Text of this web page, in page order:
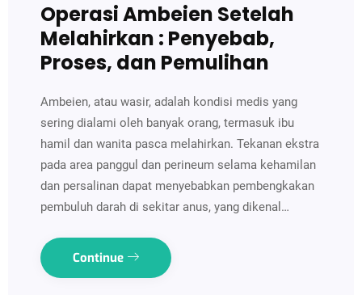
Operasi Ambeien Setelah
Melahirkan : Penyebab,
Proses, dan Pemulihan
Ambeien, atau wasir, adalah kondisi medis yang
sering dialami oleh banyak orang, termasuk ibu
hamil dan wanita pasca melahirkan. Tekanan ekstra
pada area panggul dan perineum selama kehamilan
dan persalinan dapat menyebabkan pembengkakan
pembuluh darah di sekitar anus, yang dikenal…
Continue